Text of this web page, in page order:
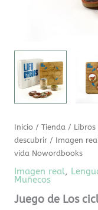
Inicio /Tienda / Libros
descubrir / Imagen
vida Nowordbooks
Imagen real,
Muñecos
Juego de Los